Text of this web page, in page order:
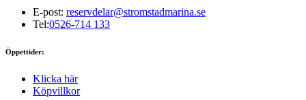
E-post: reservdelar@stromstadmarina.se
Tel:0526-714 133
Öppettider:
Klicka här
Köpvillkor